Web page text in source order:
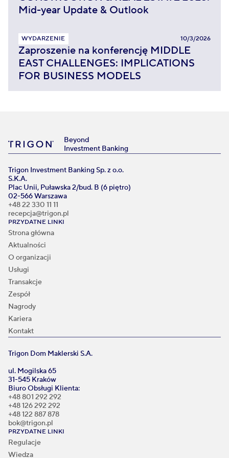
Mid-year Update & Outlook
WYDARZENIE 10/3/2026
Zaproszenie na konferencję MIDDLE
EAST CHALLENGES: IMPLICATIONS
FOR BUSINESS MODELS
Beyond
Investment Banking
Trigon Investment Banking Sp. z o.o.
S.K.A.
Plac Unii, Puławska 2/bud. B (6 piętro)
02-566 Warszawa
+48 22 330 11 11
recepcja@trigon.pl
PRZYDATNE LINKI
Strona główna
Aktualności
O organizacji
Usługi
Transakcje
Zespół
Nagrody
Kariera
Kontakt
Trigon Dom Maklerski S.A.
ul. Mogilska 65
31-545 Kraków
Biuro Obsługi Klienta:
+48 801 292 292
+48 126 292 292
+48 122 887 878
bok@trigon.pl
PRZYDATNE LINKI
Regulacje
Wiedza